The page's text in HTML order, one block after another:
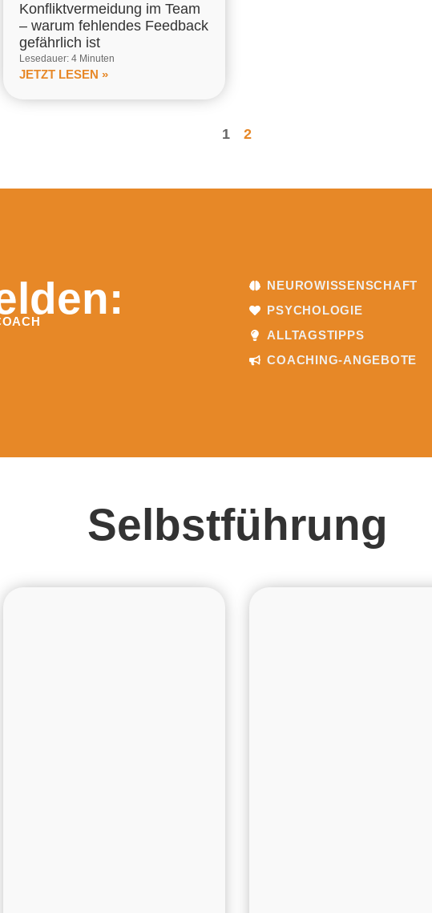
Konfliktvermeidung im Team
– warum fehlendes Feedback
gefährlich ist
Lesedauer: 4 Minuten
JETZT LESEN »
1 2
NEUROWISSENSCHAFT
PSYCHOLOGIE
ALLTAGSTIPPS
COACHING-ANGEBOTE
Selbstführung